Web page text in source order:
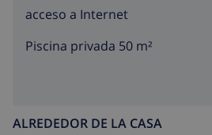
acceso a Internet
Piscina privada 50 m²
ALREDEDOR DE LA CASA